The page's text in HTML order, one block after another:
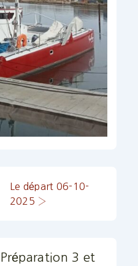
Next
Post
Le départ 06-10-
2025 ›
Préparation 3 et